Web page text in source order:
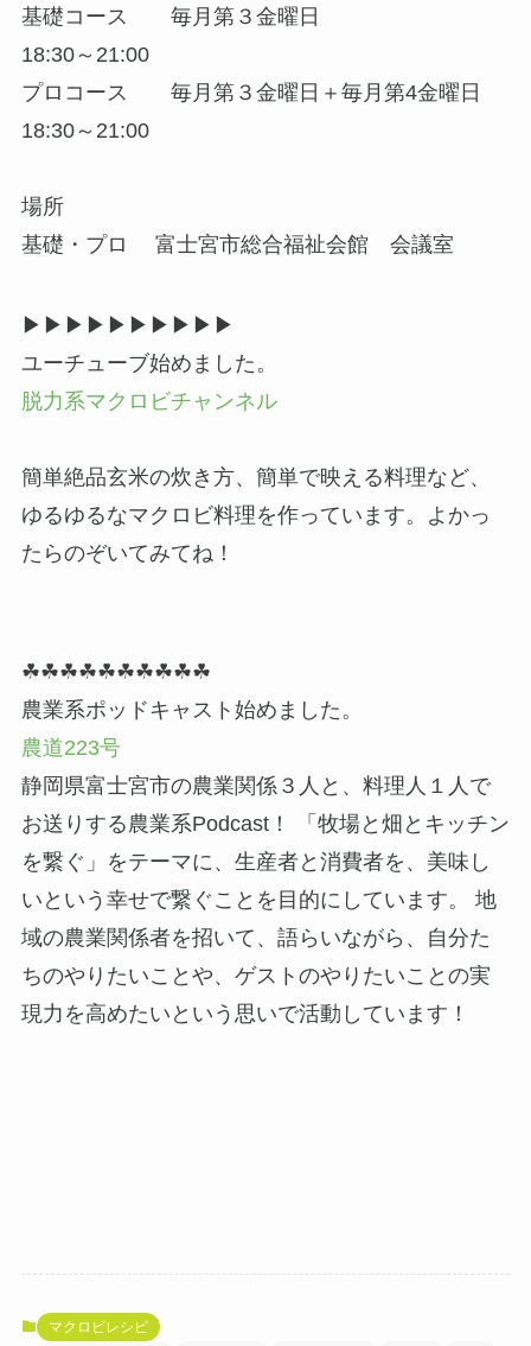
基礎コース 毎月第３金曜日
18:30～21:00
プロコース 毎月第３金曜日＋毎月第4金曜日
18:30～21:00
場所
基礎・プロ 富士宮市総合福祉会館 会議室
▶▶︎▶︎▶▶︎▶︎▶▶︎▶︎▶
ユーチューブ始めました。
脱力系マクロビチャンネル
簡単絶品玄米の炊き方、簡単で映える料理など、
ゆるゆるなマクロビ料理を作っています。よかっ
たらのぞいてみてね！
☘☘☘☘☘☘☘☘☘☘
農業系ポッドキャスト始めました。
農道223号
静岡県富士宮市の農業関係３人と、料理人１人で
お送りする農業系Podcast！ 「牧場と畑とキッチン
を繋ぐ」をテーマに、生産者と消費者を、美味し
いという幸せで繋ぐことを目的にしています。 地
域の農業関係者を招いて、語らいながら、自分た
ちのやりたいことや、ゲストのやりたいことの実
現力を高めたいという思いで活動しています！
マクロビレシピ